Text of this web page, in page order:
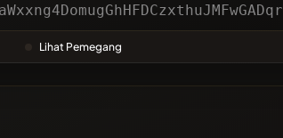
Kategori
Paling Banyak Diberi Suara
Lihat Pemegang